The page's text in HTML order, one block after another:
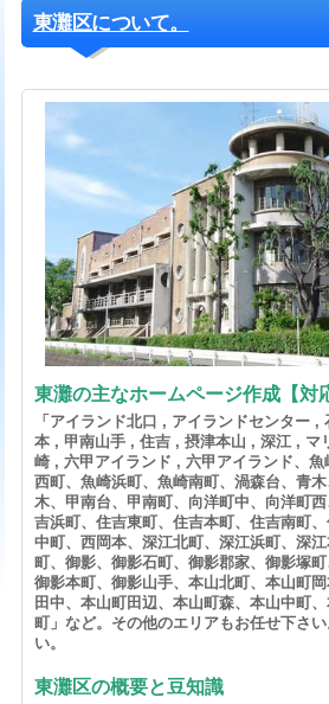
東灘区について。
東灘の主なホームページ作成【対
「アイランド北口 , アイランドセンター
本 , 甲南山手 , 住吉 , 摂津本山 , 深江 , マ
崎 , 六甲アイランド , 六甲アイランド、
西町、魚崎浜町、魚崎南町、渦森台、青
木、甲南台、甲南町、向洋町中、向洋町
吉浜町、住吉東町、住吉本町、住吉南町
中町、西岡本、深江北町、深江浜町、深
町、御影、御影石町、御影郡家、御影塚町
御影本町、御影山手、本山北町、本山町
田中、本山町田辺、本山町森、本山中町
町」など。その他のエリアもお任せ下さ
い。
東灘区の概要と豆知識